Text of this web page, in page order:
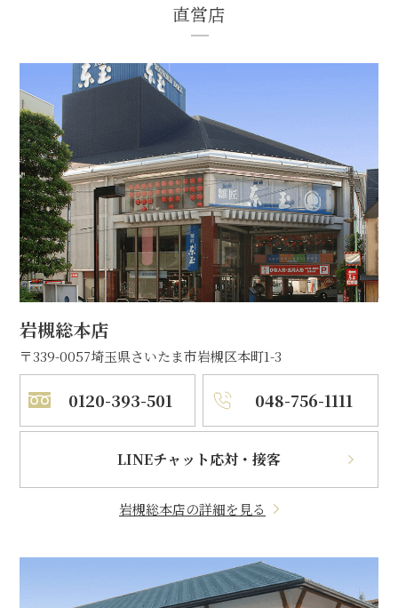
直営店
岩槻総本店
〒339-0057埼玉県さいたま市岩槻区本町1-3
0120-393-501 048-756-1111
LINEチャット応対・接客
岩槻総本店の詳細を見る